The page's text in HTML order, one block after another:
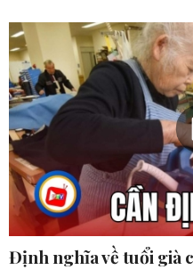
Định nghĩa về tuổi già